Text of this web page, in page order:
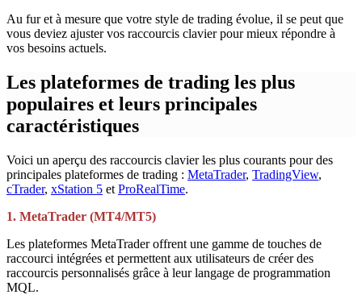
Au fur et à mesure que votre style de trading évolue, il se peut que
vous deviez ajuster vos raccourcis clavier pour mieux répondre à
vos besoins actuels.
Les plateformes de trading les plus
populaires et leurs principales
caractéristiques
Voici un aperçu des raccourcis clavier les plus courants pour des
principales plateformes de trading : MetaTrader, TradingView,
cTrader, xStation 5 et ProRealTime.
1. MetaTrader (MT4/MT5)
Les plateformes MetaTrader offrent une gamme de touches de
raccourci intégrées et permettent aux utilisateurs de créer des
raccourcis personnalisés grâce à leur langage de programmation
MQL.